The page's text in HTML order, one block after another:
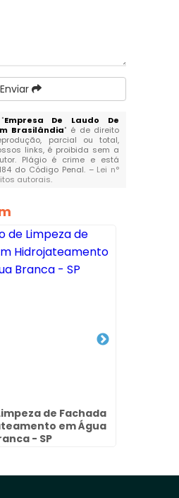
Enviar
Empresa De Laudo De
Brasilândia" é de direito
parcial ou total,
links, é proibida sem a
Plágio é crime e está
do Código Penal. – Lei n°
autorais.
de Fachada
em Água
- SP